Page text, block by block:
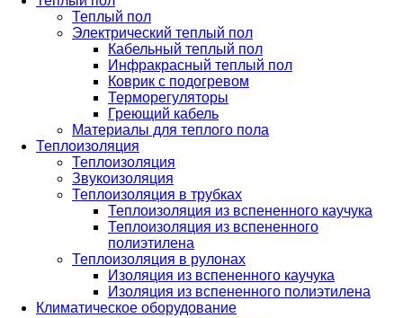
Теплый пол
Электрический теплый пол
Кабельный теплый пол
Инфракрасный теплый пол
Коврик с подогревом
Терморегуляторы
Греющий кабель
Материалы для теплого пола
Теплоизоляция
Теплоизоляция
Звукоизоляция
Теплоизоляция в трубках
Теплоизоляция из вспененного каучука
Теплоизоляция из вспененного
полиэтилена
Теплоизоляция в рулонах
Изоляция из вспененного каучука
Изоляция из вспененного полиэтилена
Климатическое оборудование